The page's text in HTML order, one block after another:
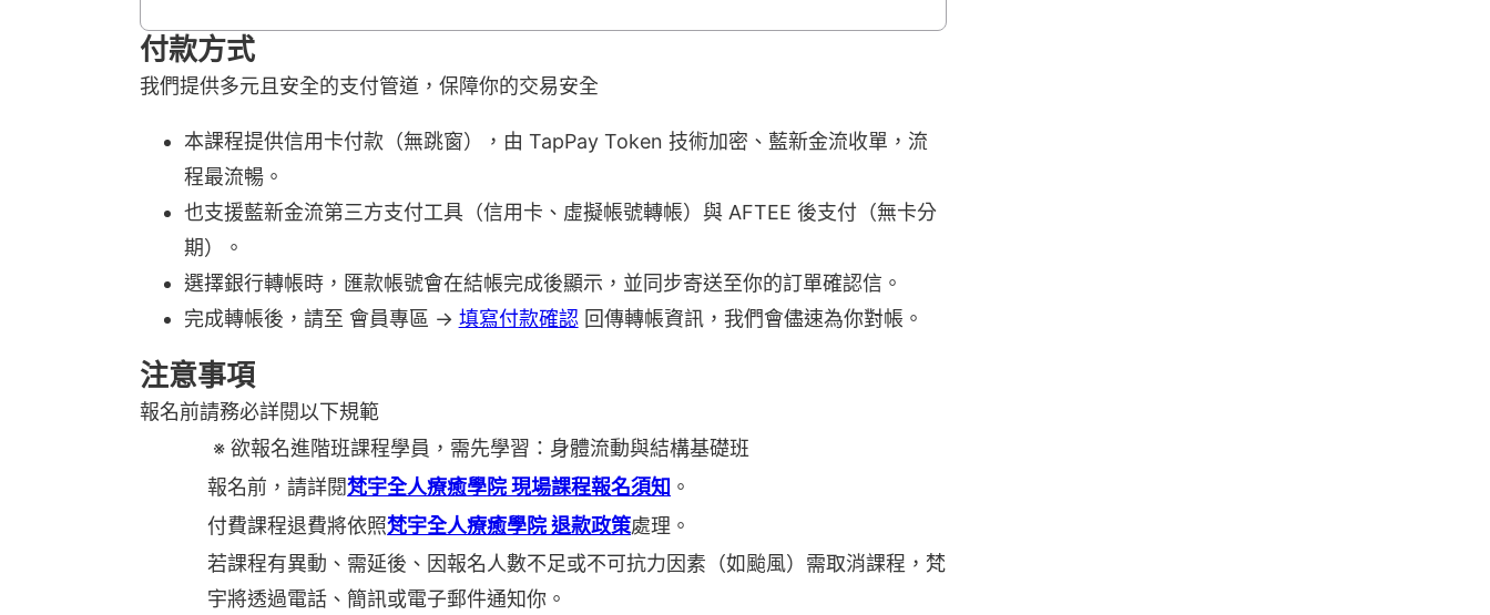
付款方式
我們提供多元且安全的支付管道，保障你的交易安全
本課程提供信用卡付款（無跳窗），由 TapPay Token 技術加密、藍新金流收單，流
程最流暢。
也支援藍新金流第三方支付工具（信用卡、虛擬帳號轉帳）與 AFTEE 後支付（無卡分
期）。
選擇銀行轉帳時，匯款帳號會在結帳完成後顯示，並同步寄送至你的訂單確認信。
完成轉帳後，請至 會員專區 → 填寫付款確認回傳轉帳資訊，我們會儘速為你對帳。
注意事項
報名前請務必詳閱以下規範
※ 欲報名進階班課程學員，需先學習：身體流動與結構基礎班
報名前，請詳閱梵宇全人療癒學院 現場課程報名須知 。
付費課程退費將依照梵宇全人療癒學院 退款政策處理。
若課程有異動、需延後、因報名人數不足或不可抗力因素（如颱風）需取消課程，梵
宇將透過電話、簡訊或電子郵件通知你。